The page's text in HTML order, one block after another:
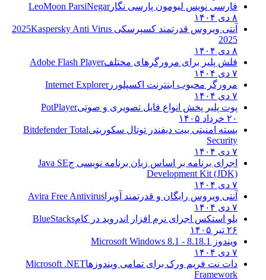
فارسی نویس لیومون پارسی نگار LeoMoon ParsiNegar
آنتی ویروس قدرتمند کسپرسکی 2025Kaspersky Anti Virus
فلش پلیر برای مرورگرهای مختلفAdobe Flash Player
مرورگر محبوب اینترنت اکسپلوررInternet Explorer
پوت پلیر پخش انواع فایل تصویری و صوتیPotPlayer
بسته امنیتی بیت دیفندر توتال سکوریتیBitdefender Total
Security
اجرای برنامه بر اساس زبان برنامه نویسی جJava SE
Development Kit (JDK)
آنتی ویروس رایگان و قدرتمند آویراAvira Free Antivirus
بلو استکس اجرای نرم افزار اندروید در کامBlueStacks
ویندوز 8.18.1 - Microsoft Windows 8.1
دات نت فریم ورک برای تمامی ویندوزهاMicrosoft .NET
Framework